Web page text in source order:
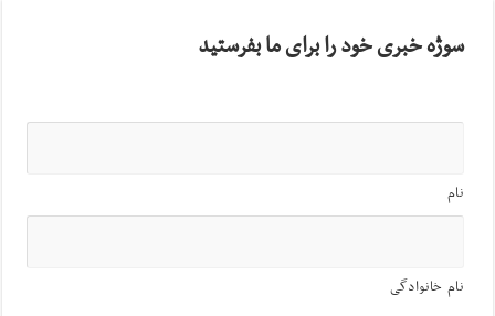
سوژه خبری خود را برای ما بفرستید
نام
نام خانوادگی